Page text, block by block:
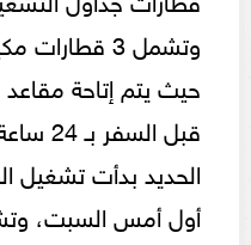
وتشمل 3
حيث يتم إتاحة مقاعد
قبل
الحديد بدأت تشغيل
أول أمس السبت،